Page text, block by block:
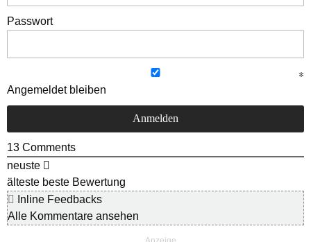
Passwort
Angemeldet bleiben
13 Comments
neuste
älteste beste Bewertung
Inline Feedbacks
Alle Kommentare ansehen